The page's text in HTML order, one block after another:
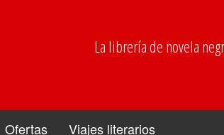
La librería de novela
Ofertas Viajes literarios